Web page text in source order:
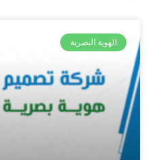
الهوية البصرية